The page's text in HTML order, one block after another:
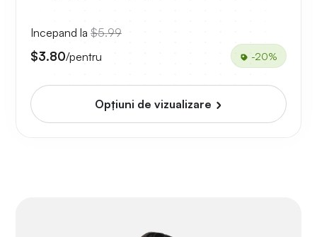
Incepand la $5.99
$3.80/pentru -20%
Opțiuni de vizualizare